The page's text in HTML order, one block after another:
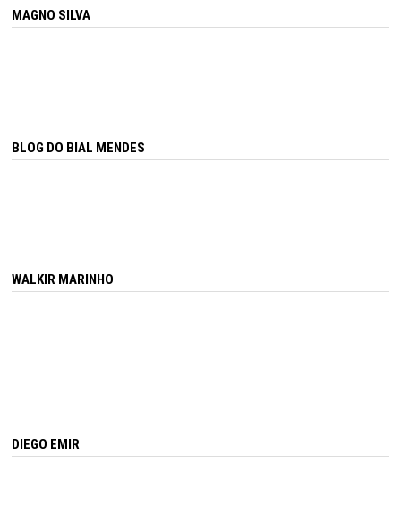
MAGNO SILVA
BLOG DO BIAL MENDES
WALKIR MARINHO
DIEGO EMIR